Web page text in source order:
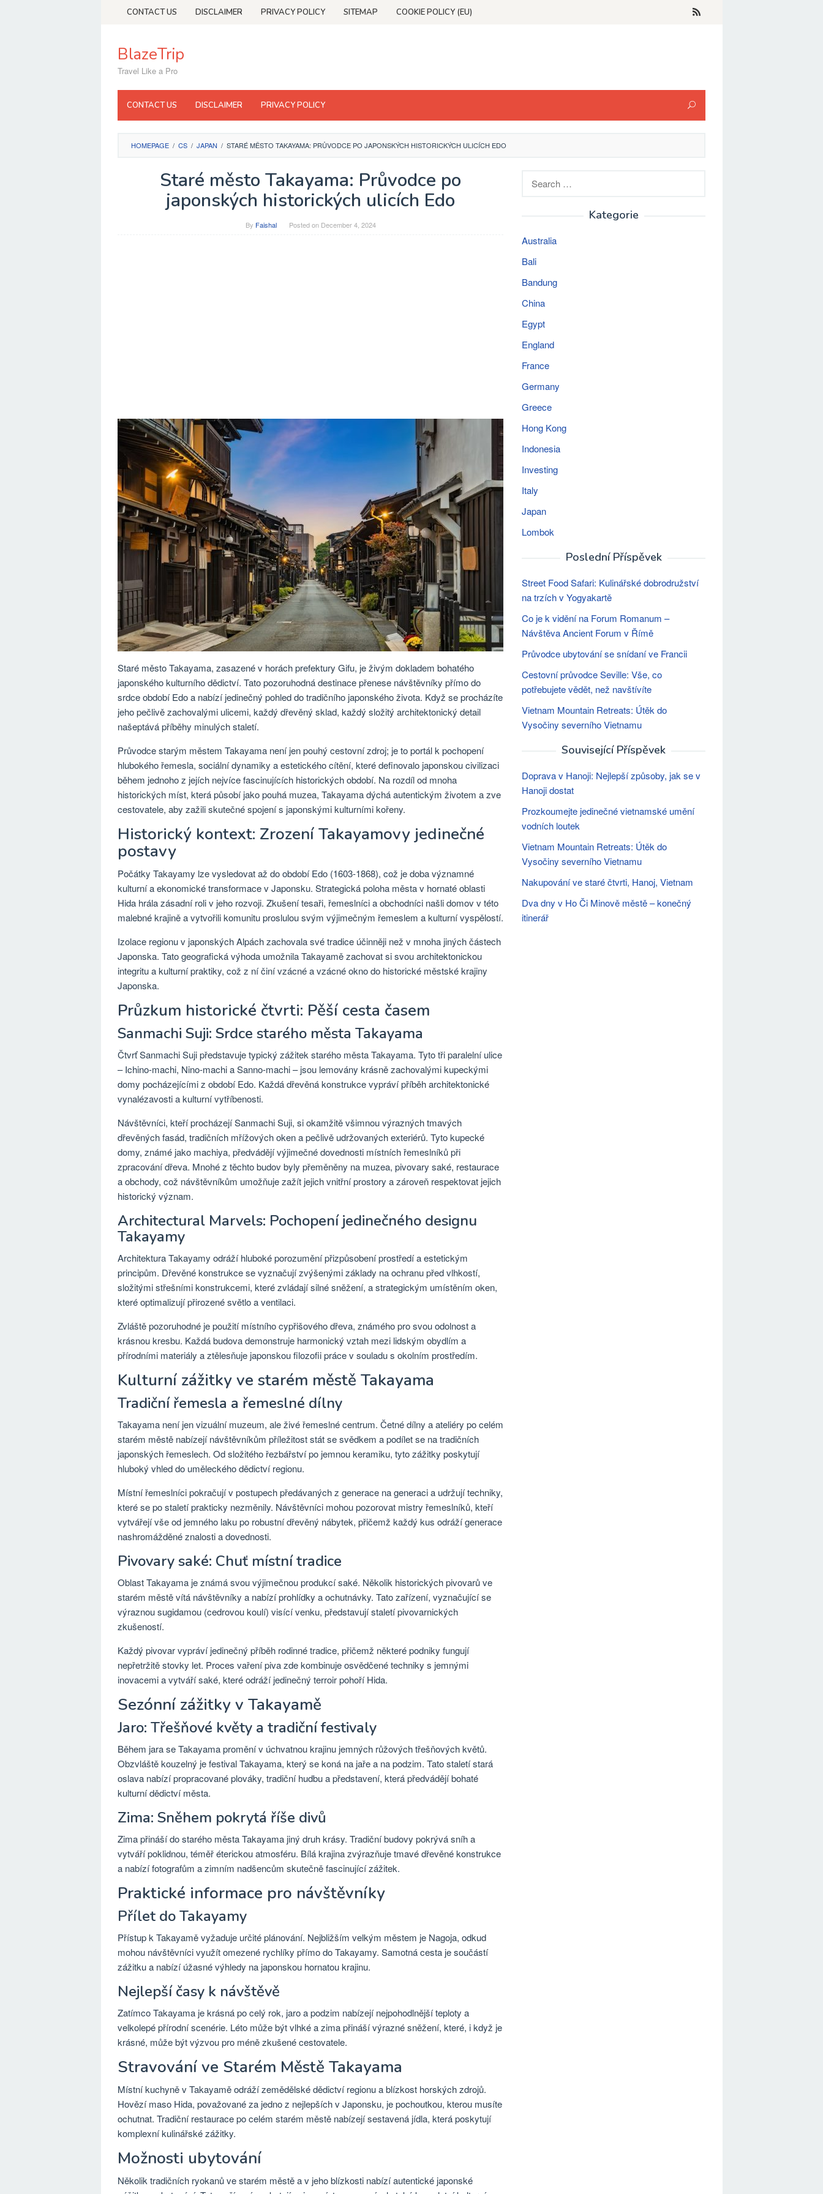
CONTACT US DISCLAIMER PRIVACY POLICY SITEMAP COOKIE POLICY (EU)
BlazeTrip
Travel Like a Pro
CONTACT US DISCLAIMER PRIVACY POLICY
HOMEPAGE / CS / JAPAN / STARÉ MĚSTO TAKAYAMA: PRŮVODCE PO JAPONSKÝCH HISTORICKÝCH ULICÍCH EDO
Staré město Takayama: Průvodce po
japonských historických ulicích Edo
By Faishal Posted on December 4, 2024
Staré město Takayama, zasazené v horách prefektury Gifu, je živým dokladem bohatého
japonského kulturního dědictví. Tato pozoruhodná destinace přenese návštěvníky přímo do
srdce období Edo a nabízí jedinečný pohled do tradičního japonského života. Když se procházíte
jeho pečlivě zachovalými ulicemi, každý dřevěný sklad, každý složitý architektonický detail
našeptává příběhy minulých staletí.
Průvodce starým městem Takayama není jen pouhý cestovní zdroj; je to portál k pochopení
hlubokého řemesla, sociální dynamiky a estetického cítění, které definovalo japonskou civilizaci
během jednoho z jejích nejvíce fascinujících historických období. Na rozdíl od mnoha
historických míst, která působí jako pouhá muzea, Takayama dýchá autentickým životem a zve
cestovatele, aby zažili skutečné spojení s japonskými kulturními kořeny.
Historický kontext: Zrození Takayamovy jedinečné
postavy
Počátky Takayamy lze vysledovat až do období Edo (1603-1868), což je doba významné
kulturní a ekonomické transformace v Japonsku. Strategická poloha města v hornaté oblasti
Hida hrála zásadní roli v jeho rozvoji. Zkušení tesaři, řemeslníci a obchodníci našli domov v této
malebné krajině a vytvořili komunitu proslulou svým výjimečným řemeslem a kulturní vyspělostí.
Izolace regionu v japonských Alpách zachovala své tradice účinněji než v mnoha jiných částech
Japonska. Tato geografická výhoda umožnila Takayamě zachovat si svou architektonickou
integritu a kulturní praktiky, což z ní činí vzácné a vzácné okno do historické městské krajiny
Japonska.
Průzkum historické čtvrti: Pěší cesta časem
Sanmachi Suji: Srdce starého města Takayama
Čtvrť Sanmachi Suji představuje typický zážitek starého města Takayama. Tyto tři paralelní ulice
– Ichino-machi, Nino-machi a Sanno-machi – jsou lemovány krásně zachovalými kupeckými
domy pocházejícími z období Edo. Každá dřevěná konstrukce vypráví příběh architektonické
vynalézavosti a kulturní vytříbenosti.
Návštěvníci, kteří procházejí Sanmachi Suji, si okamžitě všimnou výrazných tmavých
dřevěných fasád, tradičních mřížových oken a pečlivě udržovaných exteriérů. Tyto kupecké
domy, známé jako machiya, předvádějí výjimečné dovednosti místních řemeslníků při
zpracování dřeva. Mnohé z těchto budov byly přeměněny na muzea, pivovary saké, restaurace
a obchody, což návštěvníkům umožňuje zažít jejich vnitřní prostory a zároveň respektovat jejich
historický význam.
Architectural Marvels: Pochopení jedinečného designu
Takayamy
Architektura Takayamy odráží hluboké porozumění přizpůsobení prostředí a estetickým
principům. Dřevěné konstrukce se vyznačují zvýšenými základy na ochranu před vlhkostí,
složitými střešními konstrukcemi, které zvládají silné sněžení, a strategickým umístěním oken,
které optimalizují přirozené světlo a ventilaci.
Zvláště pozoruhodné je použití místního cypřišového dřeva, známého pro svou odolnost a
krásnou kresbu. Každá budova demonstruje harmonický vztah mezi lidským obydlím a
přírodními materiály a ztělesňuje japonskou filozofii práce v souladu s okolním prostředím.
Kulturní zážitky ve starém městě Takayama
Tradiční řemesla a řemeslné dílny
Takayama není jen vizuální muzeum, ale živé řemeslné centrum. Četné dílny a ateliéry po celém
starém městě nabízejí návštěvníkům příležitost stát se svědkem a podílet se na tradičních
japonských řemeslech. Od složitého řezbářství po jemnou keramiku, tyto zážitky poskytují
hluboký vhled do uměleckého dědictví regionu.
Místní řemeslníci pokračují v postupech předávaných z generace na generaci a udržují techniky,
které se po staletí prakticky nezměnily. Návštěvníci mohou pozorovat mistry řemeslníků, kteří
vytvářejí vše od jemného laku po robustní dřevěný nábytek, přičemž každý kus odráží generace
nashromážděné znalosti a dovednosti.
Pivovary saké: Chuť místní tradice
Oblast Takayama je známá svou výjimečnou produkcí saké. Několik historických pivovarů ve
starém městě vítá návštěvníky a nabízí prohlídky a ochutnávky. Tato zařízení, vyznačující se
výraznou sugidamou (cedrovou koulí) visící venku, představují staletí pivovarnických
zkušeností.
Každý pivovar vypráví jedinečný příběh rodinné tradice, přičemž některé podniky fungují
nepřetržitě stovky let. Proces vaření piva zde kombinuje osvědčené techniky s jemnými
inovacemi a vytváří saké, které odráží jedinečný terroir pohoří Hida.
Sezónní zážitky v Takayamě
Jaro: Třešňové květy a tradiční festivaly
Během jara se Takayama promění v úchvatnou krajinu jemných růžových třešňových květů.
Obzvláště kouzelný je festival Takayama, který se koná na jaře a na podzim. Tato staletí stará
oslava nabízí propracované plováky, tradiční hudbu a představení, která předvádějí bohaté
kulturní dědictví města.
Zima: Sněhem pokrytá říše divů
Zima přináší do starého města Takayama jiný druh krásy. Tradiční budovy pokrývá sníh a
vytváří poklidnou, téměř éterickou atmosféru. Bílá krajina zvýrazňuje tmavé dřevěné konstrukce
a nabízí fotografům a zimním nadšencům skutečně fascinující zážitek.
Praktické informace pro návštěvníky
Přílet do Takayamy
Přístup k Takayamě vyžaduje určité plánování. Nejbližším velkým městem je Nagoja, odkud
mohou návštěvníci využít omezené rychlíky přímo do Takayamy. Samotná cesta je součástí
zážitku a nabízí úžasné výhledy na japonskou hornatou krajinu.
Nejlepší časy k návštěvě
Zatímco Takayama je krásná po celý rok, jaro a podzim nabízejí nejpohodlnější teploty a
velkolepé přírodní scenérie. Léto může být vlhké a zima přináší výrazné sněžení, které, i když je
krásné, může být výzvou pro méně zkušené cestovatele.
Stravování ve Starém Městě Takayama
Místní kuchyně v Takayamě odráží zemědělské dědictví regionu a blízkost horských zdrojů.
Hovězí maso Hida, považované za jedno z nejlepších v Japonsku, je pochoutkou, kterou musíte
ochutnat. Tradiční restaurace po celém starém městě nabízejí sestavená jídla, která poskytují
komplexní kulinářské zážitky.
Možnosti ubytování
Několik tradičních ryokanů ve starém městě a v jeho blízkosti nabízí autentické japonské
Kategorie
Australia
Bali
Bandung
China
Egypt
England
France
Germany
Greece
Hong Kong
Indonesia
Investing
Italy
Japan
Lombok
Poslední Příspěvek
Street Food Safari: Kulinářské dobrodružství
na trzích v Yogyakartě
Co je k vidění na Forum Romanum –
Návštěva Ancient Forum v Římě
Průvodce ubytování se snídaní ve Francii
Cestovní průvodce Seville: Vše, co
potřebujete vědět, než navštívíte
Vietnam Mountain Retreats: Útěk do
Vysočiny severního Vietnamu
Související Příspěvek
Doprava v Hanoji: Nejlepší způsoby, jak se v
Hanoji dostat
Prozkoumejte jedinečné vietnamské umění
vodních loutek
Vietnam Mountain Retreats: Útěk do
Vysočiny severního Vietnamu
Nakupování ve staré čtvrti, Hanoj, Vietnam
Dva dny v Ho Či Minově městě – konečný
itinerář